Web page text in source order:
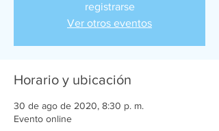
registrarse
Ver otros eventos
Horario y ubicación
30 de ago de 2020, 8:30 p. m.
Evento online